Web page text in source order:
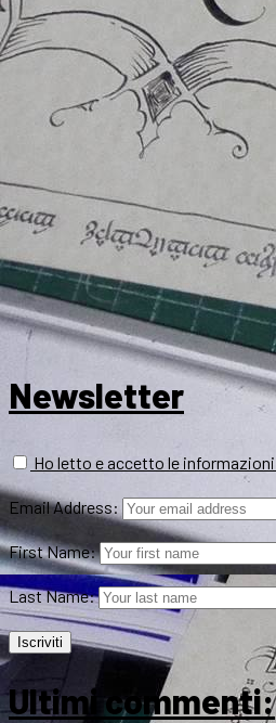
Newsletter
Ho letto e accetto le
Email Address:
First Name:
Last Name:
Ultimi commenti: